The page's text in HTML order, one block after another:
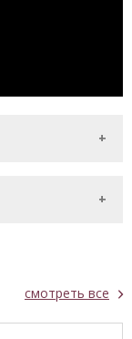
смотреть все